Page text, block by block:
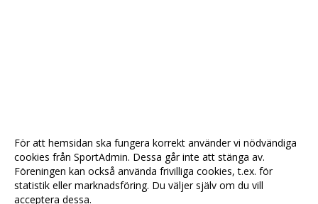
För att hemsidan ska fungera korrekt använder vi nödvändiga
cookies från SportAdmin. Dessa går inte att stänga av.
Föreningen kan också använda frivilliga cookies, t.ex. för
statistik eller marknadsföring. Du väljer själv om du vill
acceptera dessa.